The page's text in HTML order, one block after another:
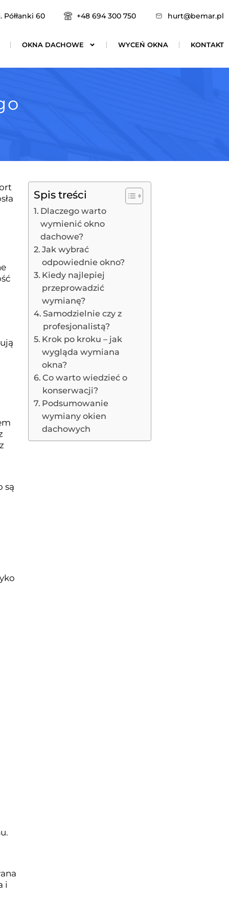
Półłanki 60 +48 694 300 750 hurt@bemar.pl
OKNA DACHOWE WYCEŃ OKNA KONTAKT
są
i
Spis treści
Dlaczego warto
wymienić okno
dachowe?
Jak wybrać
odpowiednie okno?
Kiedy najlepiej
przeprowadzić
wymianę?
Samodzielnie czy z
profesjonalistą?
Krok po kroku – jak
wygląda wymiana
okna?
Co warto wiedzieć o
konserwacji?
Podsumowanie
wymiany okien
dachowych